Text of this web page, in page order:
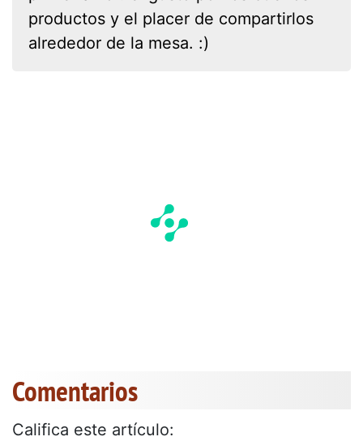
productos y el placer de compartirlos
alrededor de la mesa. :)
Comentarios
Califica este artículo: